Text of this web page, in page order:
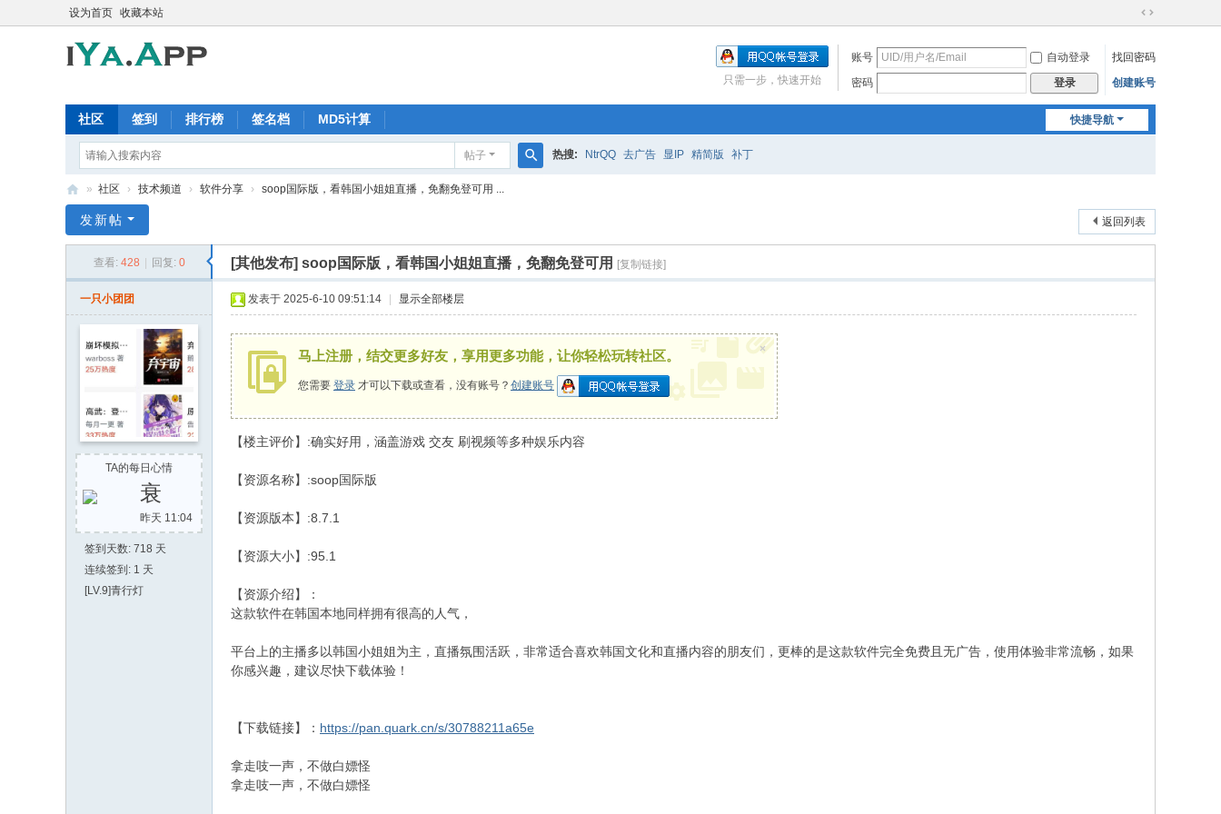
设为首页 收藏本站
切
到
宽
账号 自动登录
找回密码
密码
登录 创建账号
只需一步，快速开始
快捷导航
社区 签到 排行榜 签名档 MD5计算
帖子 热搜: NtrQQ 去广告 显IP 精简版 补丁
a.
区
» 社区 › 技术频道 › 软件分享 › soop国际版，看韩国小姐姐直播，免翻免登可用 ...
返回列表
发新帖
查看: 428 回复: 0 [其他发布] soop国际版，看韩国小姐姐直播，免翻免登可用 [复制链接]
一只小团团
TA的每日心情
衰
昨天 11:04
签到天数: 718 天
连续签到: 1 天
[LV.9]青行灯
发表于 2025-6-10 09:51:14 显示全部楼层
马上注册，结交更多好友，享用更多功能，让你轻松玩转社区。
您需要 登录 才可以下载或查看，没有账号？ 创建账号
×
【楼主评价】:确实好用，涵盖游戏 交友 刷视频等多种娱乐内容
【资源名称】:soop国际版
【资源版本】:8.7.1
【资源大小】:95.1
【资源介绍】：
这款软件在韩国本地同样拥有很高的人气，
平台上的主播多以韩国小姐姐为主，直播氛围活跃，非常适合喜欢韩国文化和直播内容的朋友们，更棒的是这款软件完全免费且无广告，使用体验非常流畅，如果
你感兴趣，建议尽快下载体验！
【下载链接】： https://pan.quark.cn/s/30788211a65e
拿走吱一声，不做白嫖怪
拿走吱一声，不做白嫖怪